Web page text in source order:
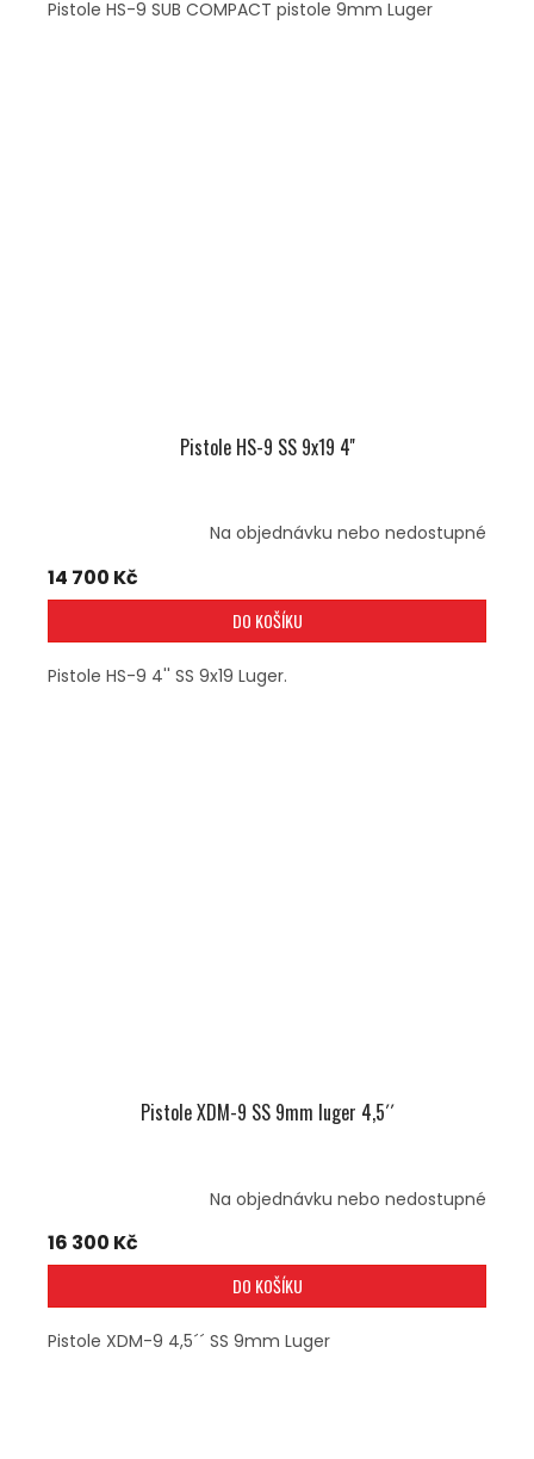
Pistole HS-9 SUB COMPACT pistole 9mm Luger
Pistole HS-9 SS 9x19 4''
Na objednávku nebo nedostupné
14 700 Kč
DO KOŠÍKU
Pistole HS-9 4'' SS 9x19 Luger.
Pistole XDM-9 SS 9mm luger 4,5´´
Na objednávku nebo nedostupné
16 300 Kč
DO KOŠÍKU
Pistole XDM-9 4,5´´ SS 9mm Luger